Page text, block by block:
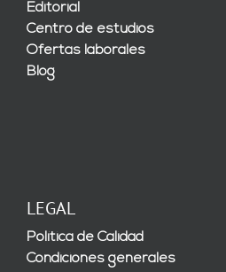
Editorial
Centro de estudios
Ofertas laborales
Blog
LEGAL
Política de Calidad
Condiciones generales